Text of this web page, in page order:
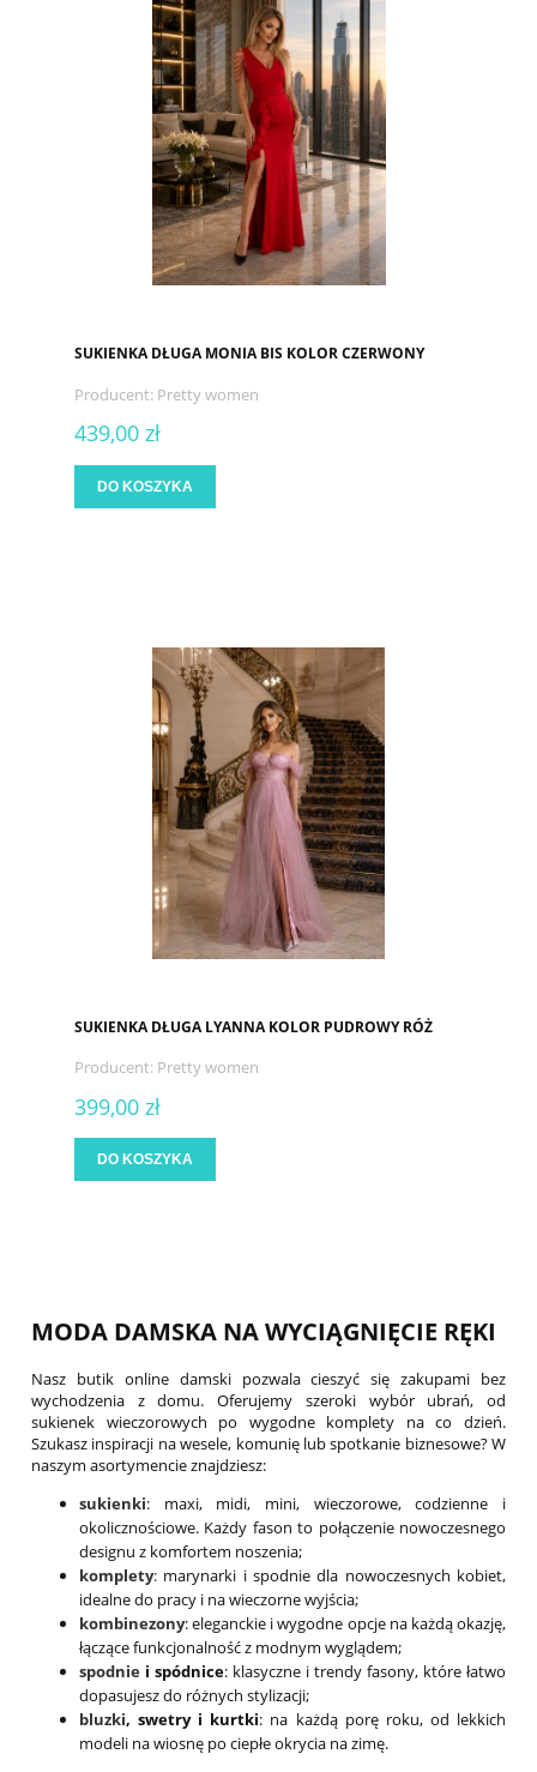
SUKIENKA DŁUGA MONIA BIS KOLOR CZERWONY
Producent: Pretty women
439,00 zł
DO KOSZYKA
SUKIENKA DŁUGA LYANNA KOLOR PUDROWY RÓŻ
Producent: Pretty women
399,00 zł
DO KOSZYKA
MODA DAMSKA NA WYCIĄGNIĘCIE RĘKI
Nasz butik online damski pozwala cieszyć się zakupami bez
wychodzenia z domu. Oferujemy szeroki wybór ubrań, od
sukienek wieczorowych po wygodne komplety na co dzień.
Szukasz inspiracji na wesele, komunię lub spotkanie biznesowe? W
naszym asortymencie znajdziesz:
sukienki: maxi, midi, mini, wieczorowe, codzienne i
okolicznościowe. Każdy fason to połączenie nowoczesnego
designu z komfortem noszenia;
komplety: marynarki i spodnie dla nowoczesnych kobiet,
idealne do pracy i na wieczorne wyjścia;
kombinezony: eleganckie i wygodne opcje na każdą okazję,
łączące funkcjonalność z modnym wyglądem;
spodnie i spódnice: klasyczne i trendy fasony, które łatwo
dopasujesz do różnych stylizacji;
bluzki, swetry i kurtki: na każdą porę roku, od lekkich
modeli na wiosnę po ciepłe okrycia na zimę.